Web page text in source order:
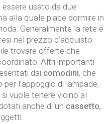
essere usato da due
alla quale piace dormire in
Generalmente la rete e
nel prezzo d’acquisto
trovare offerte che
Altri importanti
dai comodini, che
l’appoggio di lampade,
vuole tenere vicino al
anche di un cassetto,